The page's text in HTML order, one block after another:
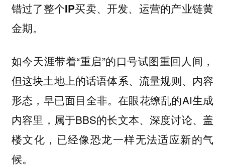
错过了整个IP买卖、开发、运营的产业链黄
金期。
如今天涯带着“重启”的口号试图重回人间，
但这块土地上的话语体系、流量规则、内容
形态，早已面目全非。在眼花缭乱的AI生成
内容里，属于BBS的长文本、深度讨论、盖
楼文化，已经像恐龙一样无法适应新的气
候。